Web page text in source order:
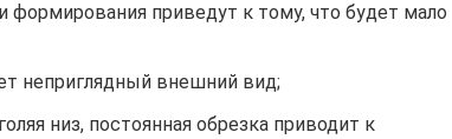
формирования приведут к тому, что будет мало
неприглядный внешний вид;
низ, постоянная обрезка приводит к